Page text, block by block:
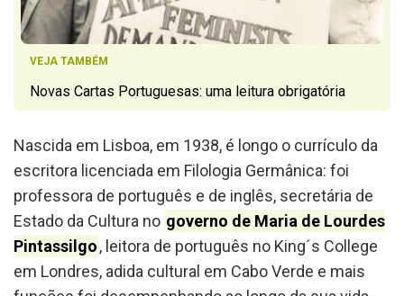
VEJA TAMBÉM
Novas Cartas Portuguesas: uma leitura obrigatória
Nascida em Lisboa, em 1938, é longo o currículo da
escritora licenciada em Filologia Germânica: foi
professora de português e de inglês, secretária de
Estado da Cultura no governo de Maria de Lourdes
Pintassilgo, leitora de português no King´s College
em Londres, adida cultural em Cabo Verde e mais